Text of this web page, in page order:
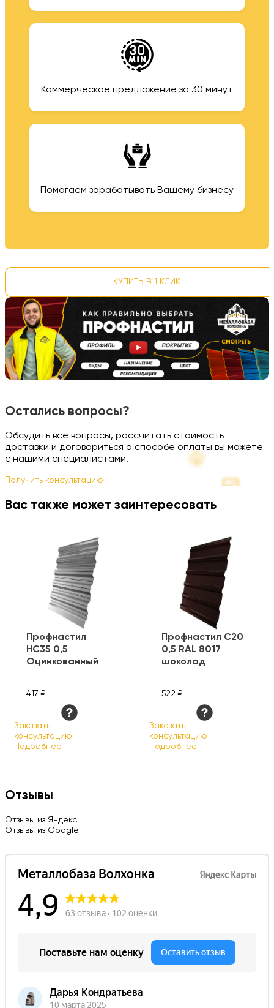
Коммерческое предложение за 30 минут
Помогаем зарабатывать Вашему бизнесу
КУПИТЬ В 1 КЛИК
Остались вопросы?
Обсудить все вопросы, рассчитать стоимость
доставки и договориться о способе оплаты вы можете
с нашими специалистами.
Получить консультацию
Вас также может заинтересовать
Профнастил
HC35 0,5
Оцинкованный
417 ₽
Заказать
консультацию
Подробнее
Профнастил С20
0,5 RAL 8017
шоколад
522 ₽
Заказать
консультацию
Подробнее
Отзывы
Отзывы из Яндекс
Отзывы из Google